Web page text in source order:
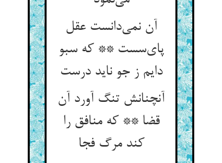
آن نمی‌دانست عقل
پای‌سست ** که سبو
دایم ز جو ناید درست
آنچنانش تنگ آورد آن
قضا ** که منافق را
کند مرگ فجا